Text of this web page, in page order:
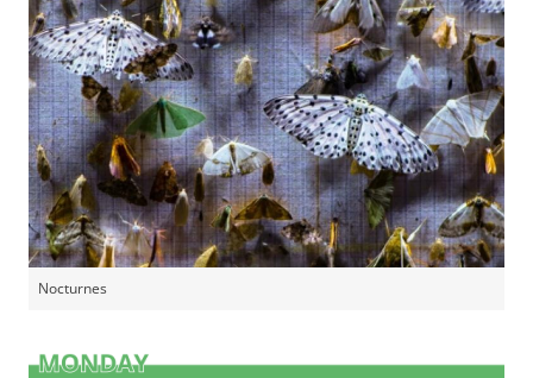
Nocturnes